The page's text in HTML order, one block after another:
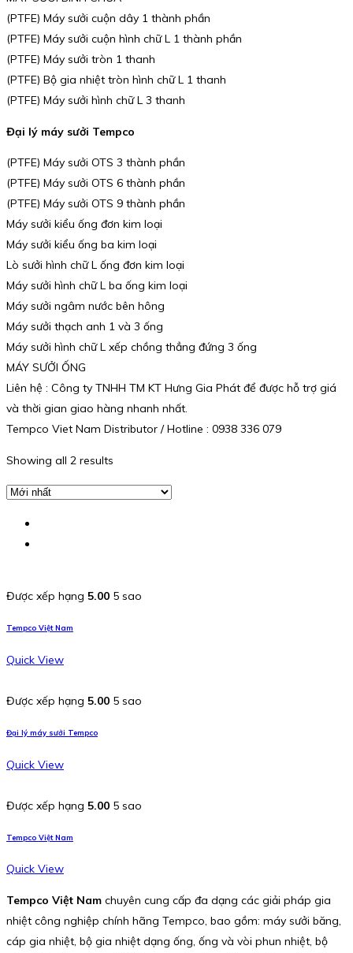
(PTFE) Máy sưởi cuộn dây 1 thành phần
(PTFE) Máy sưởi cuộn hình chữ L 1 thành phần
(PTFE) Máy sưởi tròn 1 thanh
(PTFE) Bộ gia nhiệt tròn hình chữ L 1 thanh
(PTFE) Máy sưởi hình chữ L 3 thanh
Đại lý máy sưởi Tempco
(PTFE) Máy sưởi OTS 3 thành phần
(PTFE) Máy sưởi OTS 6 thành phần
(PTFE) Máy sưởi OTS 9 thành phần
Máy sưởi kiểu ống đơn kim loại
Máy sưởi kiểu ống ba kim loại
Lò sưởi hình chữ L ống đơn kim loại
Máy sưởi hình chữ L ba ống kim loại
Máy sưởi ngâm nước bên hông
Máy sưởi thạch anh 1 và 3 ống
Máy sưởi hình chữ L xếp chồng thẳng đứng 3 ống
MÁY SƯỞI ỐNG
Liên hệ : Công ty TNHH TM KT Hưng Gia Phát để được hỗ trợ giá
và thời gian giao hàng nhanh nhất.
Tempco Viet Nam Distributor / Hotline : 0938 336 079
Showing all 2 results
Được xếp hạng 5.00 5 sao
Tempco Việt Nam
Quick View
Được xếp hạng 5.00 5 sao
Đại lý máy sưởi Tempco
Quick View
Được xếp hạng 5.00 5 sao
Tempco Việt Nam
Quick View
Tempco Việt Nam chuyên cung cấp đa dạng các giải pháp gia
nhiệt công nghiệp chính hãng Tempco, bao gồm: máy sưởi băng,
cáp gia nhiệt, bộ gia nhiệt dạng ống, ống và vòi phun nhiệt, bộ